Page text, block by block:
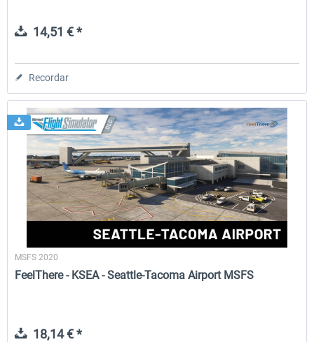
14,51 € *
Recordar
MSFS 2020
FeelThere - KSEA - Seattle-Tacoma Airport MSFS
18,14 € *